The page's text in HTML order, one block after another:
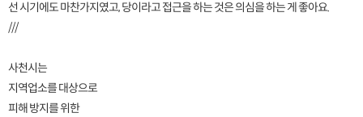
선 시기에도 마찬가지였고, 당이라고 접근을 하는 것은 의심을 하는 게 좋아요.
///
사천시는
지역업소를 대상으로
피해 방지를 위한